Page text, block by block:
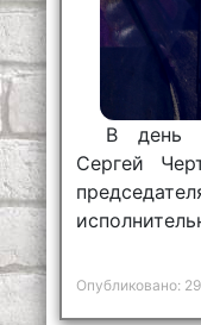
В день
Сергей
Опубликовано: